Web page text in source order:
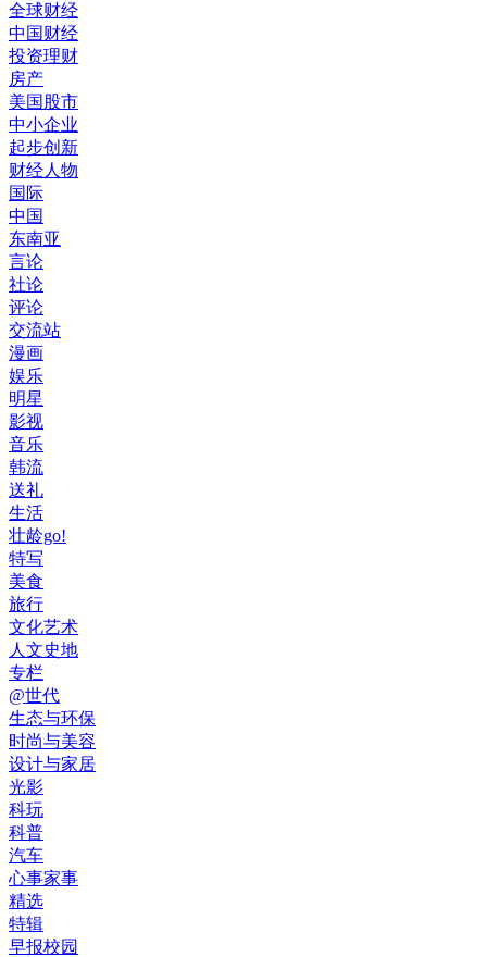
全球财经
中国财经
投资理财
房产
美国股市
中小企业
起步创新
财经人物
国际
中国
东南亚
言论
社论
评论
交流站
漫画
娱乐
明星
影视
音乐
韩流
送礼
生活
壮龄go!
特写
美食
旅行
文化艺术
人文史地
专栏
@世代
生态与环保
时尚与美容
设计与家居
光影
科玩
科普
汽车
心事家事
精选
特辑
早报校园